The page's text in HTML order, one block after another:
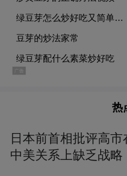
热
日本前首相批评高市
中美关系上缺乏战略